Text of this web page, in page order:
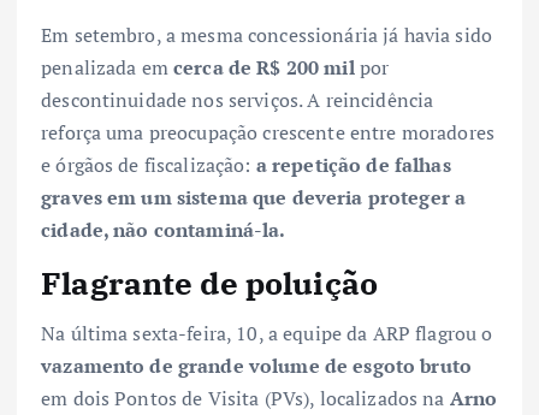
Em setembro, a mesma concessionária já havia sido
penalizada emcerca de R$ 200 milpor
descontinuidade nos serviços. A reincidência
reforça uma preocupação crescente entre moradores
e órgãos de fiscalização: a repetição de falhas
graves em um sistema que deveria proteger a
cidade, não contaminá-la.
Flagrante de poluição
Na última sexta-feira, 10, a equipe da ARP flagrou o
vazamento de grande volume de esgoto bruto
em dois Pontos de Visita (PVs), localizados na Arno